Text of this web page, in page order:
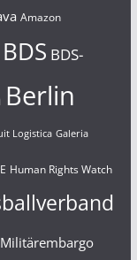
Amazon
BDS BDS-
Berlin
Logistica Galeria
Human Rights Watch
Militärembargo